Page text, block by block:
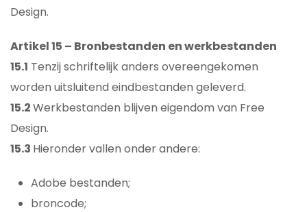
Design.
Artikel 15 – Bronbestanden en werkbestanden
15.1 Tenzij schriftelijk anders overeengekomen
worden uitsluitend eindbestanden geleverd.
15.2Werkbestanden blijven eigendom van Free
Design.
15.3 Hieronder vallen onder andere:
Adobe bestanden;
broncode;